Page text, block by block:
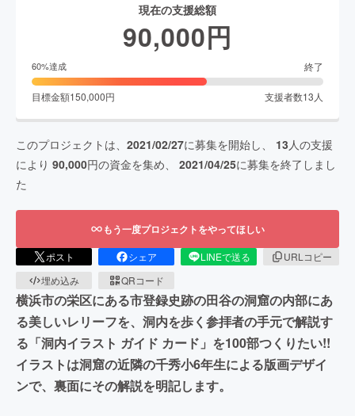
現在の支援総額
90,000円
60%達成 終了
目標金額150,000円 支援者数13 人
このプロジェクトは、 2021/02/27に募集を開始し、 13 人の支援
により 90,000円の資金を集め、 2021/04/25に募集を終了しまし
た
もう一度プロジェクトをやってほしい
ポスト シェア LINEで送る
URLコピー
埋め込み
QRコード
横浜市の栄区にある市登録史跡の田谷の洞窟の内部にあ
る美しいレリーフを、洞内を歩く参拝者の手元で解説す
る「洞内イラスト ガイド カード」を100部つくりたい!!
イラストは洞窟の近隣の千秀小6年生による版画デザイ
ンで、裏面にその解説を明記します。